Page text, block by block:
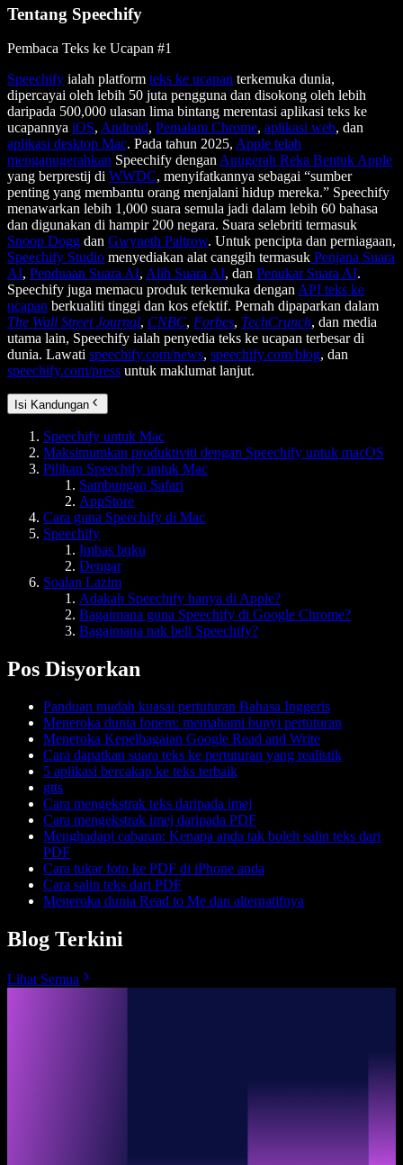
Tentang Speechify
Pembaca Teks ke Ucapan #1
Speechify ialah platform teks ke ucapan terkemuka dunia,
dipercayai oleh lebih 50 juta pengguna dan disokong oleh lebih
daripada 500,000 ulasan lima bintang merentasi aplikasi teks ke
ucapannya iOS, Android, Pemalam Chrome, aplikasi web, dan
aplikasi desktop Mac. Pada tahun 2025, Apple telah
menganugerahkan Speechify dengan Anugerah Reka Bentuk Apple
yang berprestij di WWDC, menyifatkannya sebagai “sumber
penting yang membantu orang menjalani hidup mereka.” Speechify
menawarkan lebih 1,000 suara semula jadi dalam lebih 60 bahasa
dan digunakan di hampir 200 negara. Suara selebriti termasuk
Snoop Dogg dan Gwyneth Paltrow. Untuk pencipta dan perniagaan,
Speechify Studio menyediakan alat canggih termasuk Penjana Suara
AI, Penduaan Suara AI, Alih Suara AI, dan Penukar Suara AI.
Speechify juga memacu produk terkemuka dengan API teks ke
ucapan berkualiti tinggi dan kos efektif. Pernah dipaparkan dalam
The Wall Street Journal, CNBC, Forbes, TechCrunch, dan media
utama lain, Speechify ialah penyedia teks ke ucapan terbesar di
dunia. Lawati speechify.com/news, speechify.com/blog, dan
speechify.com/press untuk maklumat lanjut.
Isi Kandungan
Speechify untuk Mac
Maksimumkan produktiviti dengan Speechify untuk macOS
Pilihan Speechify untuk Mac
Sambungan Safari
AppStore
Cara guna Speechify di Mac
Speechify
Imbas buku
Dengar
Soalan Lazim
Adakah Speechify hanya di Apple?
Bagaimana guna Speechify di Google Chrome?
Bagaimana nak beli Speechify?
Pos Disyorkan
Panduan mudah kuasai pertuturan Bahasa Inggeris
Meneroka dunia fonem: memahami bunyi pertuturan
Meneroka Kepelbagaian Google Read and Write
Cara dapatkan suara teks ke pertuturan yang realistik
5 aplikasi bercakap ke teks terbaik
gtts
Cara mengekstrak teks daripada imej
Cara mengekstrak imej daripada PDF
Menghadapi cabaran: Kenapa anda tak boleh salin teks dari
PDF
Cara tukar foto ke PDF di iPhone anda
Cara salin teks dari PDF
Meneroka dunia Read to Me dan alternatifnya
Blog Terkini
Lihat Semua